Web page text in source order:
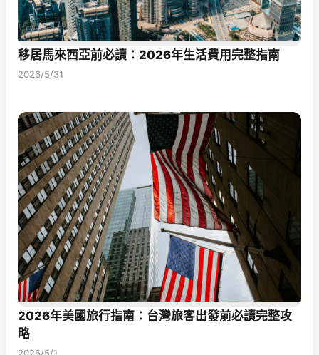
移居馬來西亞前必讀：2026年生活費用完整指南
2026/5/31
2026年美國旅行指南：台灣旅客出發前必讀完整攻
略